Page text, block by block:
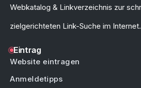
Webkatalog & Linkverzeichnis zur
zielgerichteten Link-Suche im Internet.
Eintrag
Website eintragen
Anmeldetipps